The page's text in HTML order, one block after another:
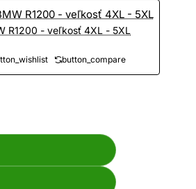
R1200 - veľkosť 4XL - 5XL
button_compare